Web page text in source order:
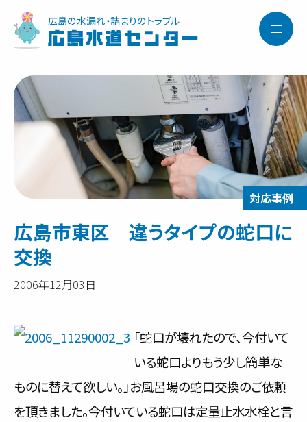
広島の水漏れ・詰まりのトラブル
広島水道センター
料金一覧
お客様の声
広島市東区 違うタイプの蛇口に
交換
2006年12月03日
「蛇口が壊れたので、今付いて
いる蛇口よりもう少し簡単な
ものに替えて欲しい。」お風呂場の蛇口交換のご依頼
を頂きました。今付いている蛇口は定量止水水栓と言